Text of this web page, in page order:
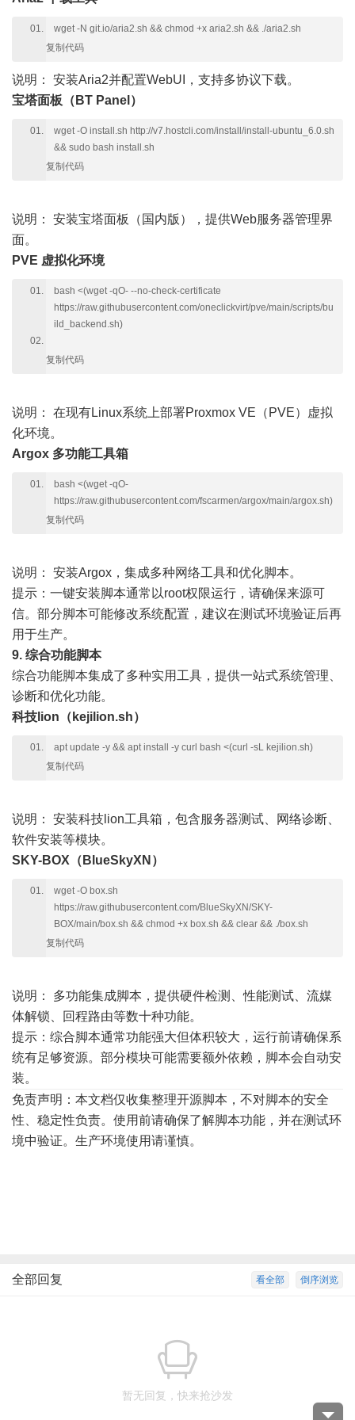
wget -N git.io/aria2.sh && chmod +x aria2.sh && ./aria2.sh
复制代码
说明：
安装Aria2并配置WebUI，支持多协议下载。
宝塔面板（BT Panel）
wget -O install.sh http://v7.hostcli.com/install/install-ubuntu_6.0.sh
&& sudo bash install.sh
复制代码
说明：
安装宝塔面板（国内版），提供Web服务器管理界
面。
PVE 虚拟化环境
bash <(wget -qO- --no-check-certificate
https://raw.githubusercontent.com/oneclickvirt/pve/main/scripts/bu
ild_backend.sh)
复制代码
说明：
在现有Linux系统上部署Proxmox VE（PVE）虚拟
化环境。
Argox 多功能工具箱
bash <(wget -qO-
https://raw.githubusercontent.com/fscarmen/argox/main/argox.sh)
复制代码
说明：
安装Argox，集成多种网络工具和优化脚本。
提示：一键安装脚本通常以root权限运行，请确保来源可
信。部分脚本可能修改系统配置，建议在测试环境验证后再
用于生产。
9. 综合功能脚本
综合功能脚本集成了多种实用工具，提供一站式系统管理、
诊断和优化功能。
科技lion（ kejilion.sh）
apt update -y && apt install -y curl bash <(curl -sL kejilion.sh)
复制代码
说明：
安装科技lion工具箱，包含服务器测试、网络诊断、
软件安装等模块。
SKY-BOX（BlueSkyXN）
wget -O box.sh
https://raw.githubusercontent.com/BlueSkyXN/SKY-
BOX/main/box.sh && chmod +x box.sh && clear && ./box.sh
复制代码
说明：
多功能集成脚本，提供硬件检测、性能测试、流媒
体解锁、回程路由等数十种功能。
提示：综合脚本通常功能强大但体积较大，运行前请确保系
统有足够资源。部分模块可能需要额外依赖，脚本会自动安
装。
免责声明：本文档仅收集整理开源脚本，不对脚本的安全
性、稳定性负责。使用前请确保了解脚本功能，并在测试环
境中验证。生产环境使用请谨慎。
倒序浏览
看全部
全部回复
暂无回复，快来抢沙发